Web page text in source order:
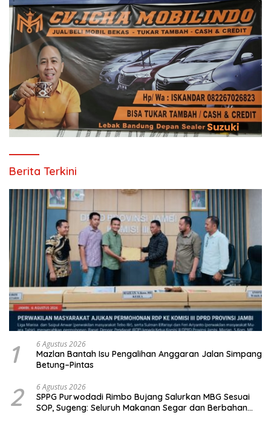
Berita Terkini
1 6 Agustus 2026
Mazlan Bantah Isu Pengalihan Anggaran Jalan Simpang
Betung–Pintas
2 6 Agustus 2026
SPPG Purwodadi Rimbo Bujang Salurkan MBG Sesuai
SOP, Sugeng: Seluruh Makanan Segar dan Berbahan